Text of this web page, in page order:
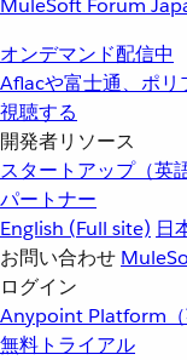
MuleSoft Forum
オンデマンド配信中
Aflacや富士通、ポリ
視聴する
開発者リソース
スタートアップ（英語
パートナー
English (Full site) 日
お問い合わせ
ログイン
Anypoint Platform（
無料トライアル